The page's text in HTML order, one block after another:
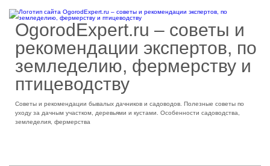
OgorodExpert.ru – cоветы и
рекомендации экспертов, по
земледелию, фермерству и
птицеводству
Советы и рекомендации бывалых дачников и садоводов. Полезные советы по
уходу за дачным участком, деревьями и кустами. Особенности садоводства,
земледелия, фермерства